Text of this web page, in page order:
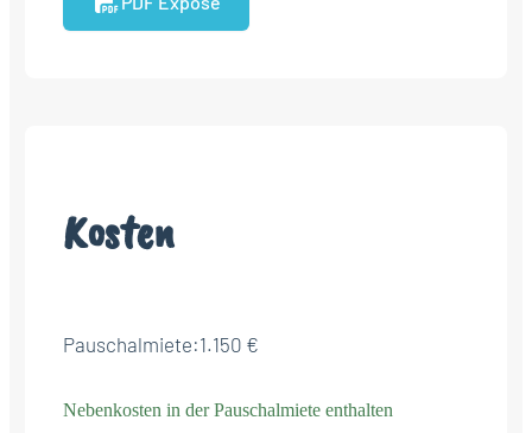
Kosten
Pauschalmiete:1.150 €
Nebenkosten in der Pauschalmiete enthalten